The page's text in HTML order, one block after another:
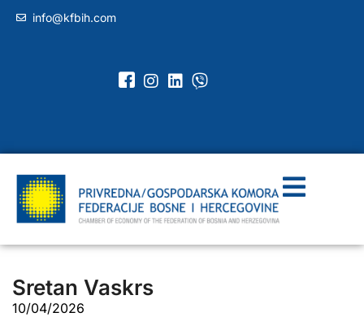
info@kfbih.com
Sretan Vaskrs
10/04/2026